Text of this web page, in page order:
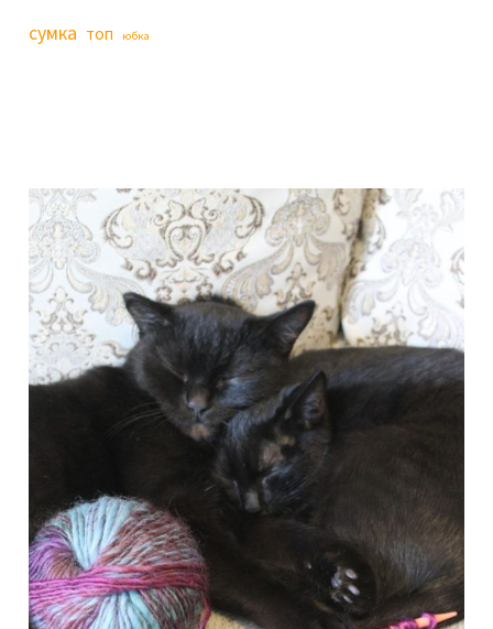
сумка топ юбка